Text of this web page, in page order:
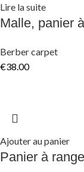
Lire la suite
Malle, panier
Berber carpet
€38.00
Ajouter au panier
Panier à